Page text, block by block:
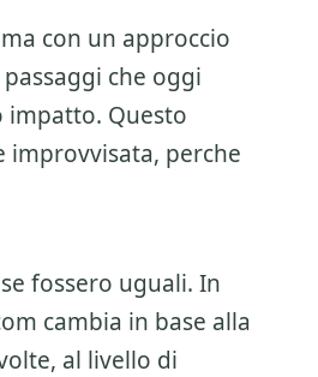
con un approccio
che oggi
impatto. Questo
improvvisata, perche
fossero uguali. In
cambia in base alla
al livello di